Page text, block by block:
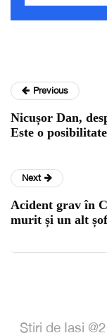
Previous
Nicușor Dan,
Este o
Next
Acident grav în
murit și un alt
Stiri de Iasi